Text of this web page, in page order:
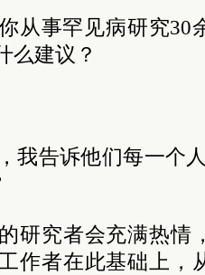
从事罕见病研究30
么建议？
我告诉他们每一个
研究者会充满热情
作者在此基础上，